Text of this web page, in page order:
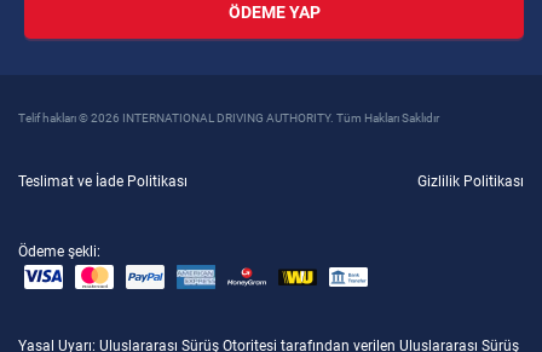
ÖDEME YAP
Telif hakları © 2026 INTERNATIONAL DRIVING AUTHORITY. Tüm Hakları Saklıdır
Teslimat ve İade Politikası Gizlilik Politikası
Ödeme şekli:
Yasal Uyarı: Uluslararası Sürüş Otoritesi tarafından verilen Uluslararası Sürüş